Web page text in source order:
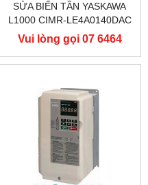
SỬA BIẾN TẦN YASKAWA
L1000 CIMR-LE4A0140DAC
400V 75KW, BIẾN TẦN
YASKAWA L1000
Vui lòng gọi 07 6464
9556